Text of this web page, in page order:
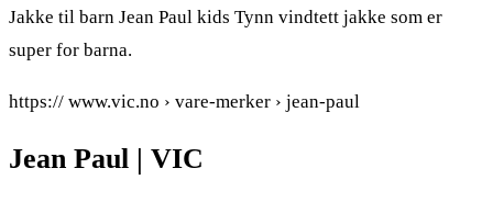
Jakke til barn Jean Paul kids Tynn vindtett jakke som er
super for barna.
https:// www.vic.no › vare-merker › jean-paul
Jean Paul | VIC